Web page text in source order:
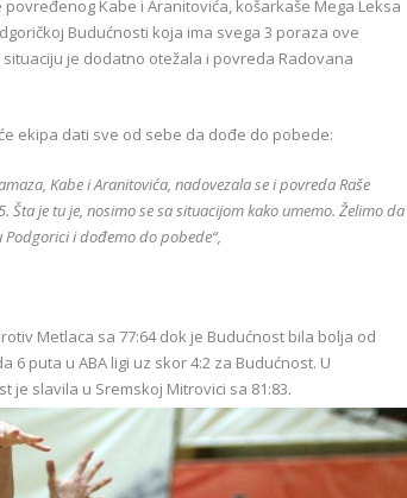
Kabe i Aranitovića, košarkaše Mega Leksa
Budućnosti koja ima svega 3 poraza ove
je dodatno otežala i povreda Radovana
ekipa dati sve od sebe da dođe do pobede:
Kabe i Aranitovića, nadovezala se i povreda Raše
je tu je, nosimo se sa situacijom kako umemo. Želimo da
i dođemo do pobede“,
Metlaca sa 77:64 dok je Budućnost bila bolja od
6 puta u ABA ligi uz skor 4:2 za Budućnost. U
je slavila u Sremskoj Mitrovici sa 81:83.